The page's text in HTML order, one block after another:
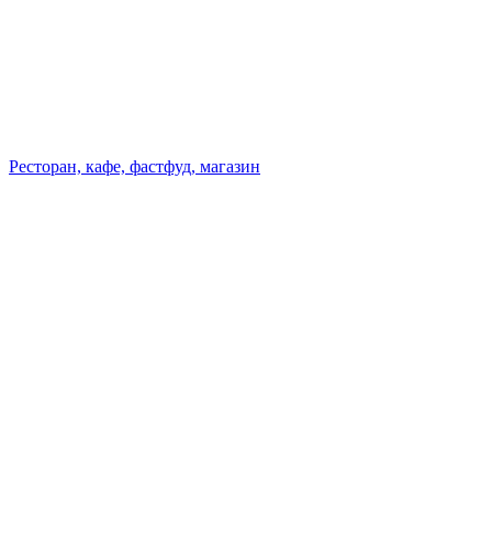
Ресторан, кафе, фастфуд, магазин